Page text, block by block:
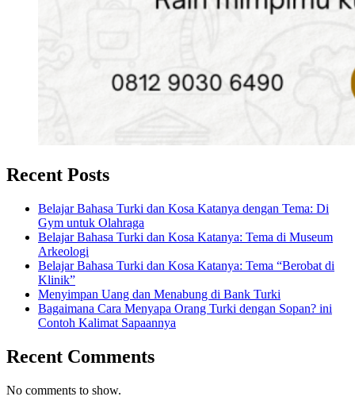
Recent Posts
Belajar Bahasa Turki dan Kosa Katanya dengan Tema: Di
Gym untuk Olahraga
Belajar Bahasa Turki dan Kosa Katanya: Tema di Museum
Arkeologi
Belajar Bahasa Turki dan Kosa Katanya: Tema “Berobat di
Klinik”
Menyimpan Uang dan Menabung di Bank Turki
Bagaimana Cara Menyapa Orang Turki dengan Sopan? ini
Contoh Kalimat Sapaannya
Recent Comments
No comments to show.